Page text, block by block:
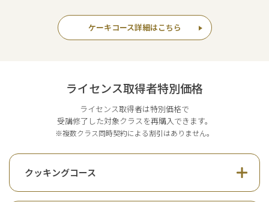
ケーキコース詳細はこちら
ライセンス取得者特別価格
ライセンス取得者は特別価格で
受講修了した対象クラスを再購入できます。
※複数クラス同時契約による割引はありません。
クッキングコース